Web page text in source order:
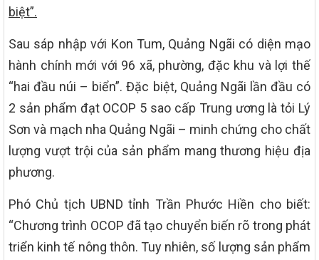
biệt”.
Sau sáp nhập với Kon Tum, Quảng Ngãi có diện mạo
hành chính mới với 96 xã, phường, đặc khu và lợi thế
“hai đầu núi – biển”. Đặc biệt, Quảng Ngãi lần đầu có
2 sản phẩm đạt OCOP 5 sao cấp Trung ương là tỏi Lý
Sơn và mạch nha Quảng Ngãi – minh chứng cho chất
lượng vượt trội của sản phẩm mang thương hiệu địa
phương.
Phó Chủ tịch UBND tỉnh Trần Phước Hiền cho biết:
“Chương trình OCOP đã tạo chuyển biến rõ trong phát
triển kinh tế nông thôn. Tuy nhiên, số lượng sản phẩm